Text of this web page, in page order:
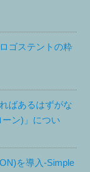
ゴステントの粋
ばあるはずがな
ン)」につい
を導入-Simple